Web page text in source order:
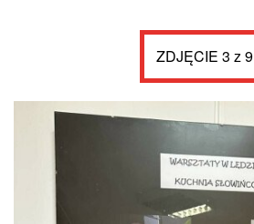
ZDJĘCIE 3 z 9